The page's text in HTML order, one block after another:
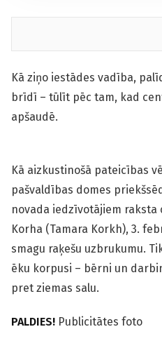
Kā ziņo iestādes vadība,
brīdī – tūlīt pēc tam, kad
apšaudē.
Kā aizkustinošā pateicības
pašvaldības domes
novada iedzīvotājiem
Korha (Tamara Korkh), 3.
smagu raķešu uzbrukumu.
ēku korpusi – bērni un
pret ziemas salu.
PALDIES! Publicitātes foto